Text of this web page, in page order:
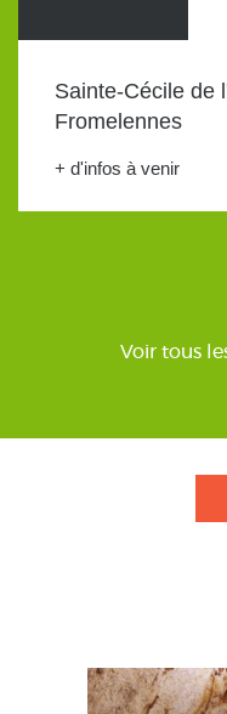
Sainte-Cécile de
Fromelennes
+ d'infos à venir
Voir tous